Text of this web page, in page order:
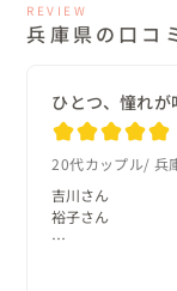
REVIEW
兵庫県の口コ
ひとつ、憧れが
20代カップル 兵
吉川さん
裕子さん
今日は本当にあり